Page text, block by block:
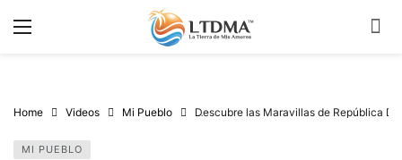
Home Videos Mi Pueblo Descubre las Maravillas de República
MI PUEBLO